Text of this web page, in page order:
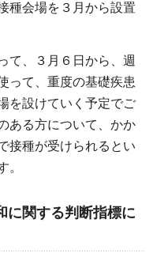
種会場を３月から設置
て、３月６日から、週
って、重度の基礎疾患
を設けていく予定でご
ある方について、かか
接種が受けられるとい
。
に関する判断指標に